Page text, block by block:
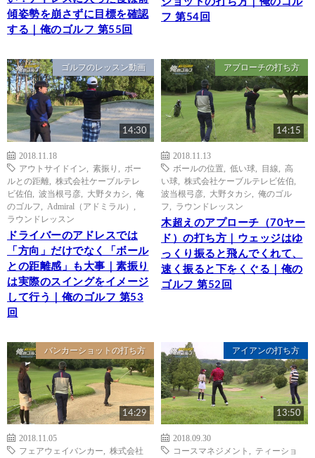
傾姿勢を崩さずに目標を確認
する｜俺のゴルフ 第55回
フ 第54回
ゴルフのレッスン動画
14:30
2018.11.18
アウトサイドイン
素振り
ボー
ルとの距離
株式会社ケーブルテレ
ビ佐伯
波当根弓彦 大野タカシ
俺
のゴルフ
Admiral（アドミラル）
ラウンドレッスン
ドライバーのアドレスでは
「方向」だけでなく「ボール
との距離感」も大事｜素振り
は実際のスイングをイメージ
して行う｜俺のゴルフ 第53
回
アプローチの打ち方
14:15
2018.11.13
ボールの位置
低い球 目線
高
い球
株式会社ケーブルテレビ佐伯
波当根弓彦
大野タカシ
俺のゴル
フ
ラウンドレッスン
木超えのアプローチ（70ヤー
ド）の打ち方｜ウェッジはゆ
っくり振ると飛んでくれて、
速く振ると下をくぐる｜俺の
ゴルフ 第52回
バンカーショットの打ち方
14:29
2018.11.05
フェアウェイバンカー
株式会社
アイアンの打ち方
13:50
2018.09.30
コースマネジメント
ティーショ